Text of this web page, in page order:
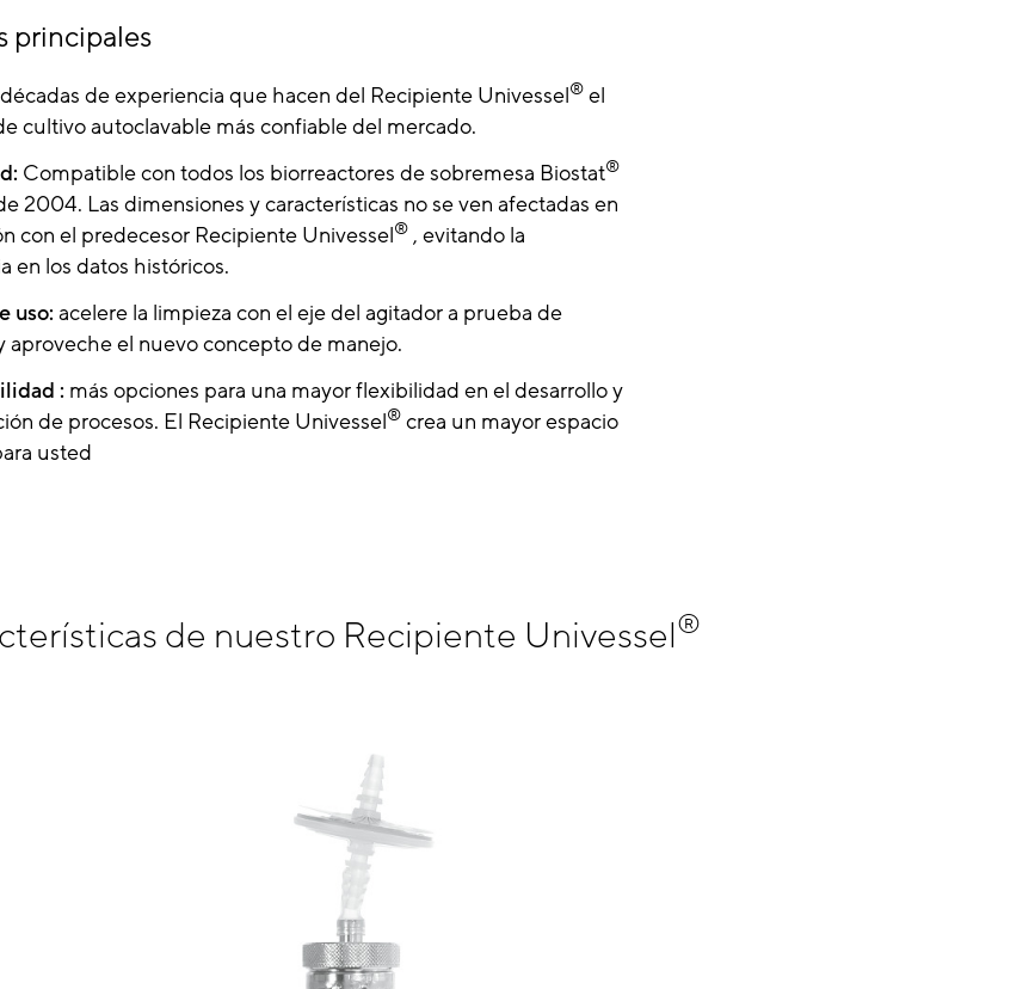
principales
décadas de experiencia que hacen del Recipiente Univessel® el
cultivo autoclavable más confiable del mercado.
Compatible con todos los biorreactores de sobremesa Biostat®
2004. Las dimensiones y características no se ven afectadas en
con el predecesor Recipiente Univessel® , evitando la
en los datos históricos.
uso: acelere la limpieza con el eje del agitador a prueba de
aproveche el nuevo concepto de manejo.
: más opciones para una mayor flexibilidad en el desarrollo y
de procesos. El Recipiente Univessel® crea un mayor espacio
usted
de nuestro Recipiente Univessel®